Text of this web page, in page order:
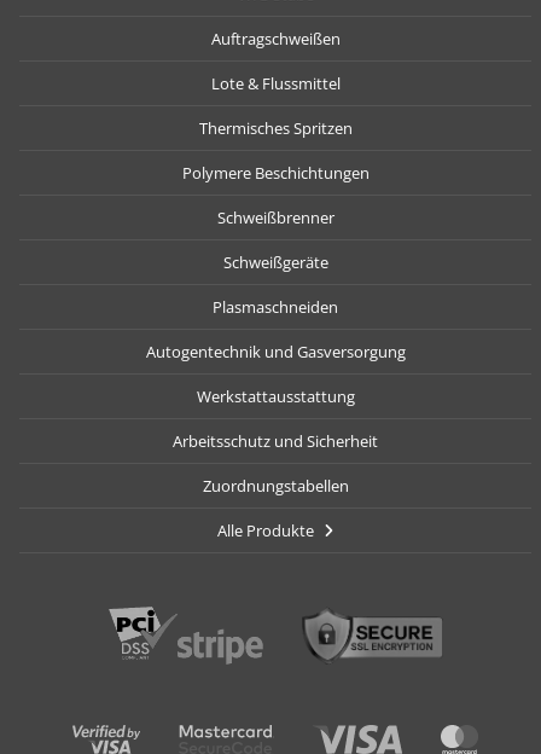
Auftragschweißen
Lote & Flussmittel
Thermisches Spritzen
Polymere Beschichtungen
Schweißbrenner
Schweißgeräte
Plasmaschneiden
Autogentechnik und Gasversorgung
Werkstattausstattung
Arbeitsschutz und Sicherheit
Zuordnungstabellen
Alle Produkte